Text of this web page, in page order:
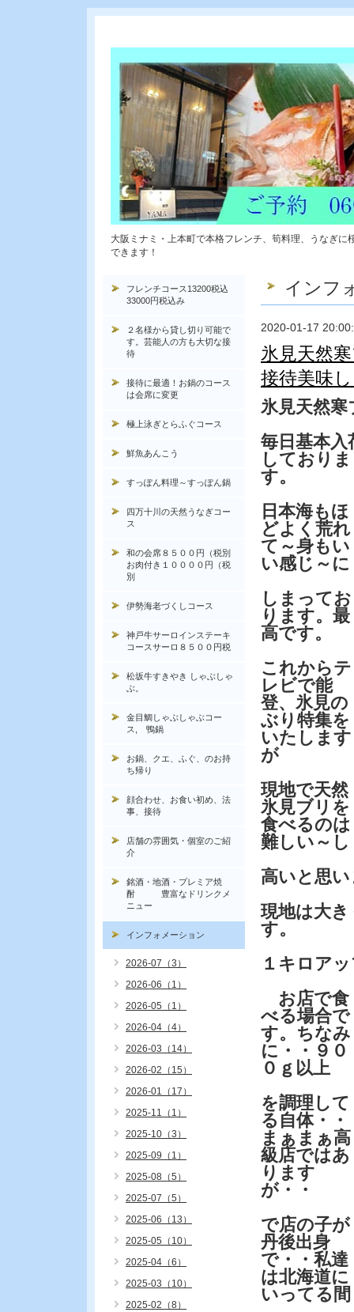
大阪ミナミ・上本町で本格フレンチ、筍料理、うなぎ
できます！
インフ
2020-01-17
氷見天然
接待美味
氷見天然
毎日基本入
しておりま
す。
日本海もほ
どよく荒れ
て～身もい
い感じ～に
しまってお
ります。最
高です。
これからテ
レビで能
登、氷見の
ぶり特集を
いたします
が
現地で天然
氷見ブリを
食べるのは
難しい～し
高いと思
現地は大
す。
１キロア
お店で食
べる場合で
す。ちなみ
に・・９０
０ｇ以上
を調理して
る自体・・
まぁまぁ高
級店ではあ
ります
が・・
で店の子が
丹後出身
で・・私達
は北海道に
いってる間
フレンチコース13200税込
33000円税込み
２名様から貸し切り可能で
す。芸能人の方も大切な接
待
接待に最適！お鍋のコース
は会席に変更
極上泳ぎとらふぐコース
鮮魚あんこう
すっぽん料理～すっぽん鍋
四万十川の天然うなぎコー
ス
和の会席８５００円（税別
お肉付き１００００円（税
別
伊勢海老づくしコース
神戸牛サーロインステーキ
コースサーロ８５００円税
松坂牛すきやき しゃぶしゃ
ぶ。
金目鯛しゃぶしゃぶコー
ス, 鴨鍋
お鍋、クエ、ふぐ、のお持
ち帰り
顔合わせ、お食い初め、法
事、接待
店舗の雰囲気・個室のご紹
介
銘酒・地酒・プレミア焼
酎 豊富なドリンクメ
ニュー
インフォメーション
2026-07（3）
2026-06（1）
2026-05（1）
2026-04（4）
2026-03（14）
2026-02（15）
2026-01（17）
2025-11（1）
2025-10（3）
2025-09（1）
2025-08（5）
2025-07（5）
2025-06（13）
2025-05（10）
2025-04（6）
2025-03（10）
2025-02（8）